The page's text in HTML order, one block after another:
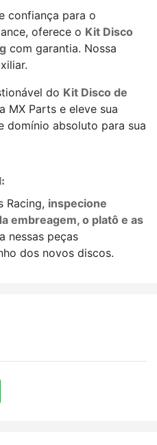
confiança para o
oferece o Kit Disco
com garantia. Nossa
do Kit Disco de
MX Parts e eleve sua
domínio absoluto para sua
Racing, inspecione
embreagem, o platô e as
nessas peças
dos novos discos.